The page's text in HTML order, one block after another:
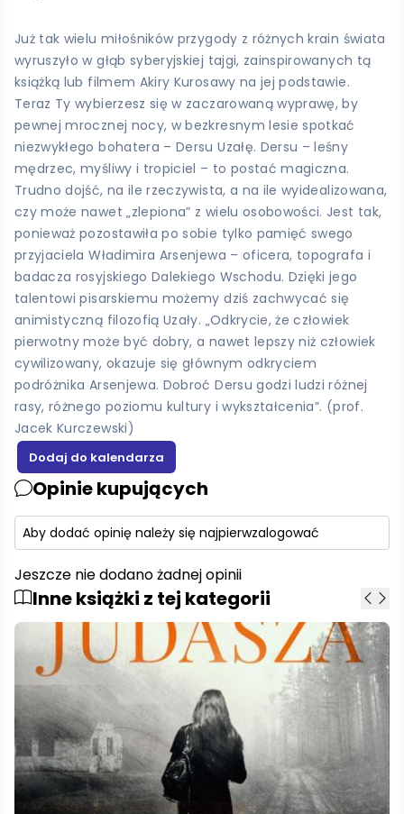
Już tak wielu miłośników przygody z różnych krain świata
wyruszyło w głąb syberyjskiej tajgi, zainspirowanych tą
książką lub filmem Akiry Kurosawy na jej podstawie.
Teraz Ty wybierzesz się w zaczarowaną wyprawę, by
pewnej mrocznej nocy, w bezkresnym lesie spotkać
niezwykłego bohatera – Dersu Uzałę. Dersu – leśny
mędrzec, myśliwy i tropiciel – to postać magiczna.
Trudno dojść, na ile rzeczywista, a na ile wyidealizowana,
czy może nawet „zlepiona” z wielu osobowości. Jest tak,
ponieważ pozostawiła po sobie tylko pamięć swego
przyjaciela Władimira Arsenjewa – oficera, topografa i
badacza rosyjskiego Dalekiego Wschodu. Dzięki jego
talentowi pisarskiemu możemy dziś zachwycać się
animistyczną filozofią Uzały. „Odkrycie, że człowiek
pierwotny może być dobry, a nawet lepszy niż człowiek
cywilizowany, okazuje się głównym odkryciem
podróżnika Arsenjewa. Dobroć Dersu godzi ludzi różnej
rasy, różnego poziomu kultury i wykształcenia”. (prof.
Jacek Kurczewski)
Opinie kupujących
Aby dodać opinię należy się najpierwzalogować
Jeszcze nie dodano żadnej opinii
Inne książki z tej kategorii